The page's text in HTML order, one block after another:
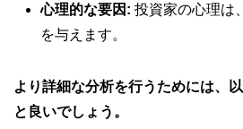
心理的な要因: 投資家の心理は
を与えます。
より詳細な分析を行うためには、
と良いでしょう。